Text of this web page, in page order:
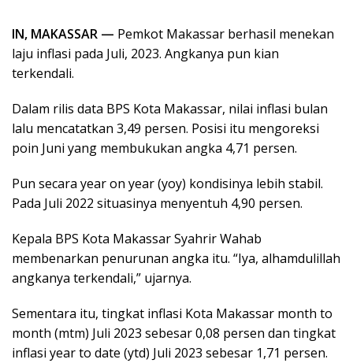
IN, MAKASSAR — Pemkot Makassar berhasil menekan
laju inflasi pada Juli, 2023. Angkanya pun kian
terkendali.
Dalam rilis data BPS Kota Makassar, nilai inflasi bulan
lalu mencatatkan 3,49 persen. Posisi itu mengoreksi
poin Juni yang membukukan angka 4,71 persen.
Pun secara year on year (yoy) kondisinya lebih stabil.
Pada Juli 2022 situasinya menyentuh 4,90 persen.
Kepala BPS Kota Makassar Syahrir Wahab
membenarkan penurunan angka itu. “Iya, alhamdulillah
angkanya terkendali,” ujarnya.
Sementara itu, tingkat inflasi Kota Makassar month to
month (mtm) Juli 2023 sebesar 0,08 persen dan tingkat
inflasi year to date (ytd) Juli 2023 sebesar 1,71 persen.